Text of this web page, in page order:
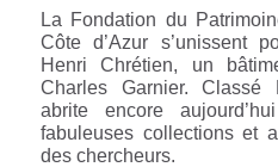
La Fondation du
Côte d’Azur s’unissent
Henri Chrétien, un
Charles Garnier. Classé
abrite encore
fabuleuses collections et
des chercheurs.